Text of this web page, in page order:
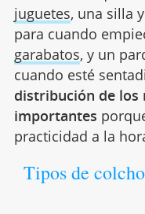
juguetes, una silla
para cuando
garabatos, y un
cuando esté
distribución de los
importantes
practicidad a la
Tipos de